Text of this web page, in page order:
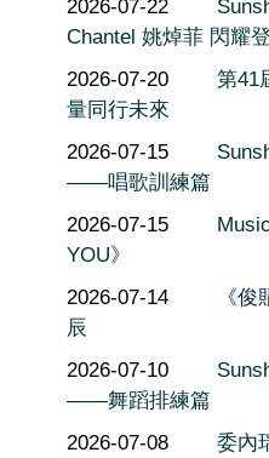
2026-07-22
Chantel 姚焯菲 閃耀
2026-07-20
第41
量同行未來
2026-07-15
——唱歌訓練篇
2026-07-15
YOU》
2026-07-14
《
辰
2026-07-10
——舞蹈排練篇
2026-07-08
委內